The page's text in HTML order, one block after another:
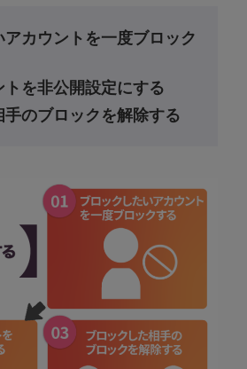
カウントを一度ブロック
トを非公開設定にする
手のブロックを解除する